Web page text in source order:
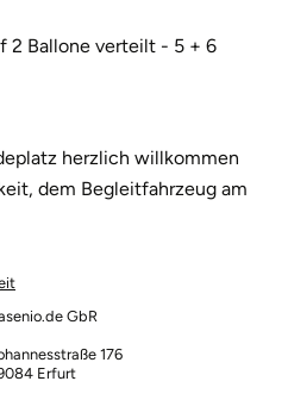
2 Ballone verteilt - 5 + 6
herzlich willkommen
dem Begleitfahrzeug am
GbR
176
Erfurt